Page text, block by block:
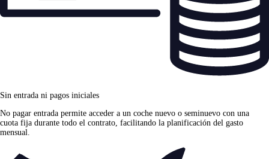
Sin entrada ni pagos iniciales
No pagar entrada permite acceder a un coche nuevo o seminuevo con una
cuota fija durante todo el contrato, facilitando la planificación del gasto
mensual.